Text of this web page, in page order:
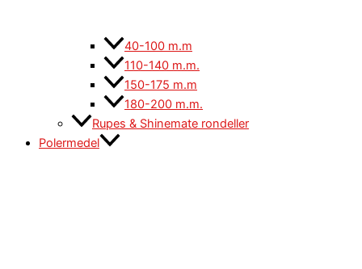
40-100 m.m
110-140 m.m.
150-175 m.m
180-200 m.m.
Rupes & Shinemate rondeller
Polermedel